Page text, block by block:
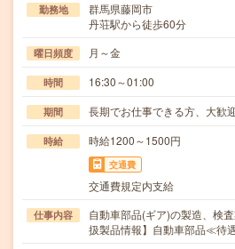
勤務地
群馬県藤岡市
丹荘駅から徒歩60分
曜日頻度 月～金
時間 16:30～01:00
期間 長期でお仕事できる方、大歓
時給 時給1200～1500円
交通費
交通費規定内支給
仕事内容
自動車部品(ギア)の製造、検
扱製品情報】自動車部品≪待